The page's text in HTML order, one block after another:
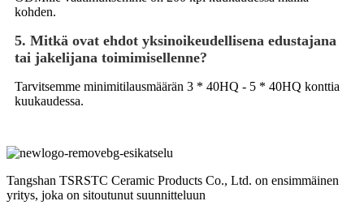
kohden.
5. Mitkä ovat ehdot yksinoikeudellisena edustajana
tai jakelijana toimimisellenne?
Tarvitsemme minimitilausmäärän 3 * 40HQ - 5 * 40HQ konttia
kuukaudessa.
Tangshan TSRSTC Ceramic Products Co., Ltd. on ensimmäinen
yritys, joka on sitoutunut suunnitteluun